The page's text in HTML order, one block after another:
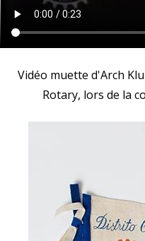
Vidéo muette d'Arch
Rotary, lors de la